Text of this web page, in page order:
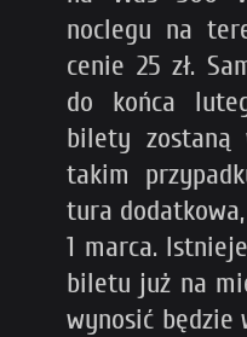
noclegu na
cenie 25 zł.
do końca
bilety zostaną
takim
tura
1 marca.
biletu już na
wynosić będzie